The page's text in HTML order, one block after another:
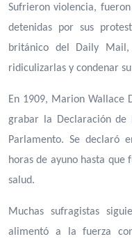
Sufrieron violencia,
detenidas por sus
británico del Daily
ridiculizarlas y condenar
En 1909, Marion Wallace
grabar la Declaración de
Parlamento. Se declaró
horas de ayuno hasta que
salud.
Muchas sufragistas
alimentó a la fuerza